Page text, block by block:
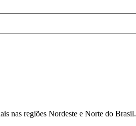
nas regiões Nordeste e Norte do Brasil.